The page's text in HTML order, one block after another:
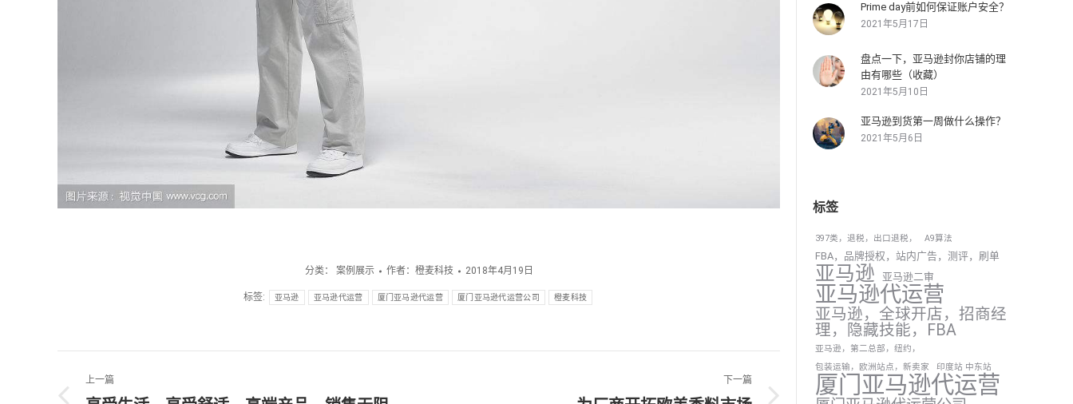
分类： 案例展示 作者： 橙麦科技 2018年4月19日
标签: 亚马逊 亚马逊代运营 厦门亚马逊代运营 厦门亚马逊代运营公司 橙麦科技
上一篇 下一篇
Prime day前如何保证账户安全？
2021年5月17日
盘点一下，亚马逊封你店铺的理
由有哪些（收藏）
2021年5月10日
亚马逊到货第一周做什么操作？
2021年5月6日
标签
397类，退税，出口退税， A9算法
FBA，品牌授权，站内广告，测评，刷单
亚马逊 亚马逊二审
亚马逊代运营
亚马逊，全球开店，招商经
理，隐藏技能，FBA
亚马逊，第二总部，纽约，
包装运输，欧洲站点，新卖家
印度站 中东站
厦门亚马逊代运营